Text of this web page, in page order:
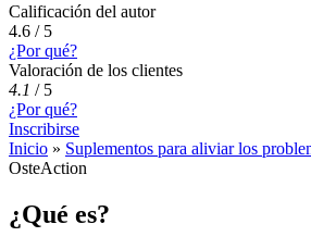
Calificación del autor
4.6 / 5
¿Por qué?
Valoración de los clientes
4.1 / 5
¿Por qué?
Inscribirse
Inicio » Suplementos para aliviar los
OsteAction
¿Qué es?